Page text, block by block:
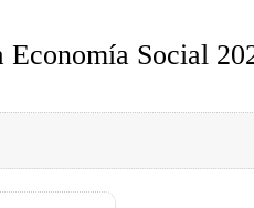
Economía Social